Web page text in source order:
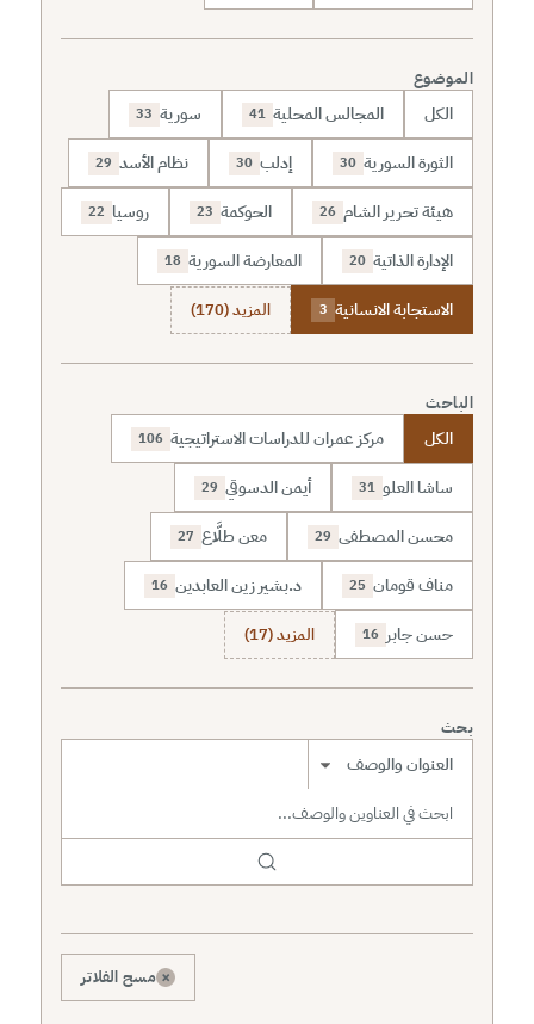
الموضوع
الكل المجالس المحلية 41 سورية 33
الثورة السورية 30 إدلب 30 نظام الأسد 29
هيئة تحرير الشام 26 الحوكمة 23 روسيا 22
الإدارة الذاتية 20 المعارضة السورية 18
الاستجابة الانسانية 3 المزيد (170)
الباحث
الكل مركز عمران للدراسات الاستراتيجية 106
ساشا العلو 31 أيمن الدسوقي 29
محسن المصطفى 29 معن طلَّاع 27
مناف قومان 25 د.بشير زين العابدين 16
حسن جابر 16 المزيد (17)
بحث
نطاق البحث
× مسح الفلاتر